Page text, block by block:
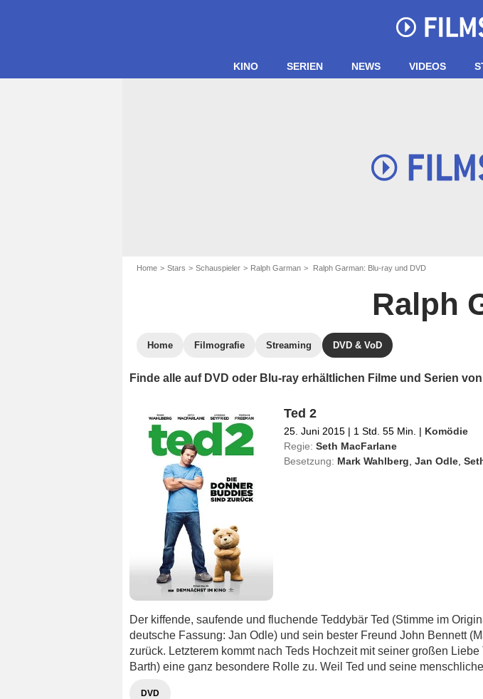
KINO SERIEN NEWS VIDEOS
Home Stars Schauspieler Ralph Garman Ralph Garman: Blu-ray und DVD
Ralph
Home Filmografie Streaming DVD & VoD
Finde alle auf DVD oder Blu-ray erhältlichen Filme und Serien
Ted 2
25. Juni 2015 | 1 Std. 55 Min. | Komödie
Regie: Seth MacFarlane
Besetzung: Mark Wahlberg Jan Odle,
Der kiffende, saufende und fluchende Teddybär Ted (Stimme im
deutsche Fassung: Jan Odle) und sein bester Freund John Bennett
zurück. Letzterem kommt nach Teds Hochzeit mit seiner großen Liebe
Barth) eine ganz besondere Rolle zu. Weil Ted und seine
DVD